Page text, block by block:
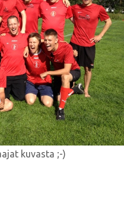
kuvasta ;-)